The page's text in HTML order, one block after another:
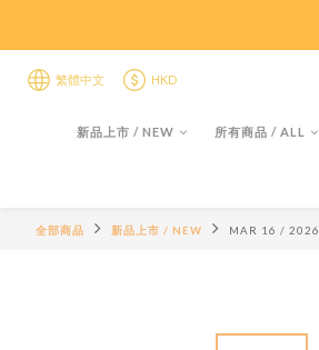
繁體中文 HKD
新品上市 / NEW 所有商品 / ALL
全部商品 新品上市 / NEW MAR 16 / 2026